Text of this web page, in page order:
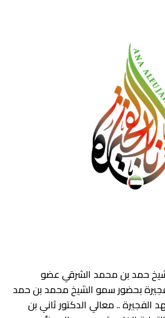
حمد بن محمد الشرقي عضو
بحضور سمو الشيخ محمد بن حمد
.. معالي الدكتور ثاني بن